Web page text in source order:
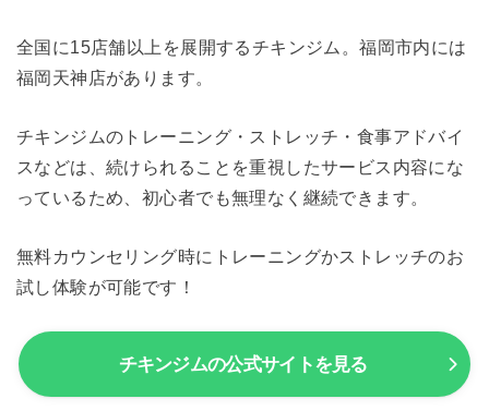
全国に15店舗以上を展開するチキンジム。福岡市内には
福岡天神店があります。
チキンジムのトレーニング・ストレッチ・食事アドバイ
スなどは、続けられることを重視したサービス内容にな
っているため、初心者でも無理なく継続できます。
無料カウンセリング時にトレーニングかストレッチのお
試し体験が可能です！
チキンジムの公式サイトを見る